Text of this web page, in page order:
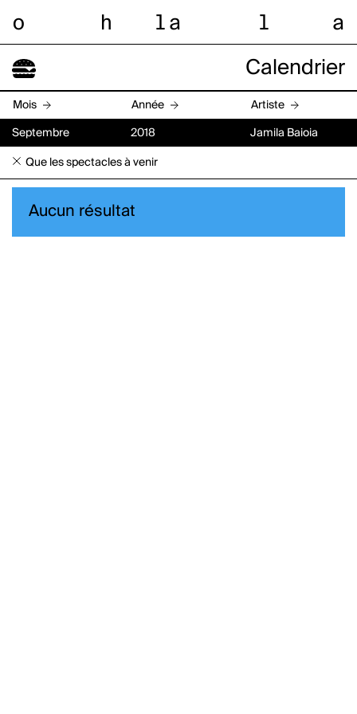
o h l a l a
Calendrier
Mois Année Artiste
Septembre 2018 Jamila Baioia
Que les spectacles à venir
Aucun résultat